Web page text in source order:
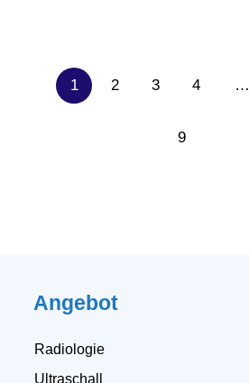
1 2 3 4 …
9
Angebot
Radiologie
Ultraschall